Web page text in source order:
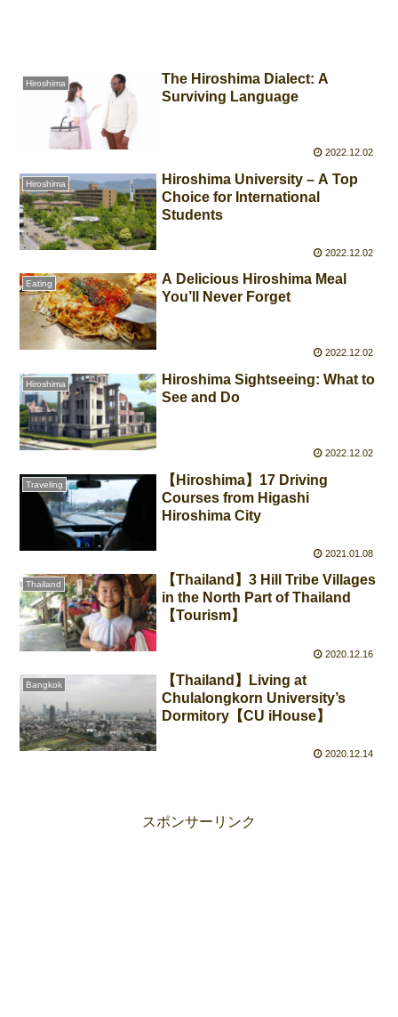
Hiroshima
The Hiroshima Dialect: A
Surviving Language
2022.12.02
Hiroshima
Hiroshima University – A Top
Choice for International
Students
2022.12.02
Eating
A Delicious Hiroshima Meal
You’ll Never Forget
2022.12.02
Hiroshima
Hiroshima Sightseeing: What to
See and Do
2022.12.02
Traveling
【Hiroshima】17 Driving
Courses from Higashi
Hiroshima City
2021.01.08
Thailand
【Thailand】3 Hill Tribe Villages
in the North Part of Thailand
【Tourism】
2020.12.16
Bangkok
【Thailand】Living at
Chulalongkorn University’s
Dormitory【CU iHouse】
2020.12.14
スポンサーリンク